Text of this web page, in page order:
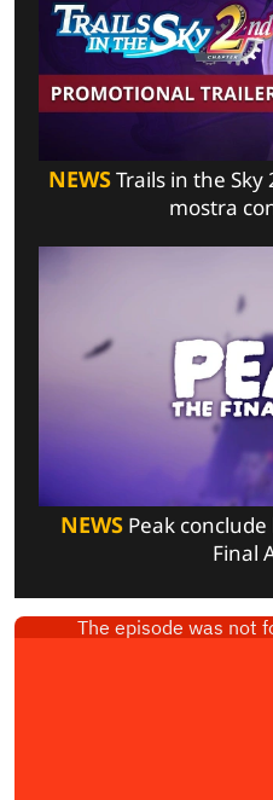
NEWSTrails in the Sky
mostra
NEWSPeak conclude
Final